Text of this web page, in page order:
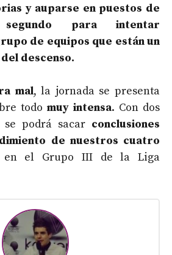
y auparse en puestos de
para intentar
de equipos que están un
descenso.
mal, la jornada se presenta
todo muy intensa. Con dos
podrá sacar conclusiones
de nuestros cuatro
en el Grupo III de la Liga